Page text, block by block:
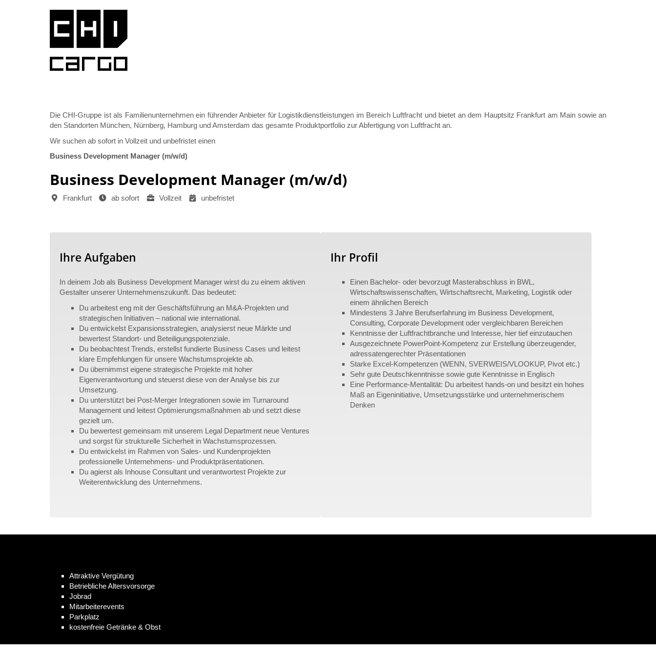
Business Development Manager (m/w/d)
Frankfurt ab sofort Vollzeit unbefristet
Die CHI-Gruppe ist als Familienunternehmen ein führender Anbieter für Logistikdienstleistungen im Bereich Luftfracht und bietet an dem Hauptsitz Frankfurt am Main sowie an
den Standorten München, Nürnberg, Hamburg und Amsterdam das gesamte Produktportfolio zur Abfertigung von Luftfracht an.
Wir suchen ab sofort in Vollzeit und unbefristet einen
Business Development Manager (m/w/d)
Ihre Aufgaben
In deinem Job als Business Development Manager wirst du zu einem aktiven
Gestalter unserer Unternehmenszukunft. Das bedeutet:
Du arbeitest eng mit der Geschäftsführung an M&A-Projekten und
strategischen Initiativen – national wie international.
Du entwickelst Expansionsstrategien, analysierst neue Märkte und
bewertest Standort- und Beteiligungspotenziale.
Du beobachtest Trends, erstellst fundierte Business Cases und leitest
klare Empfehlungen für unsere Wachstumsprojekte ab.
Du übernimmst eigene strategische Projekte mit hoher
Eigenverantwortung und steuerst diese von der Analyse bis zur
Umsetzung.
Du unterstützt bei Post-Merger Integrationen sowie im Turnaround
Management und leitest Optimierungsmaßnahmen ab und setzt diese
gezielt um.
Du bewertest gemeinsam mit unserem Legal Department neue Ventures
und sorgst für strukturelle Sicherheit in Wachstumsprozessen.
Du entwickelst im Rahmen von Sales- und Kundenprojekten
professionelle Unternehmens- und Produktpräsentationen.
Du agierst als Inhouse Consultant und verantwortest Projekte zur
Weiterentwicklung des Unternehmens.
Ihr Profil
Einen Bachelor- oder bevorzugt Masterabschluss in BWL,
Wirtschaftswissenschaften, Wirtschaftsrecht, Marketing, Logistik oder
einem ähnlichen Bereich
Mindestens 3 Jahre Berufserfahrung im Business Development,
Consulting, Corporate Development oder vergleichbaren Bereichen
Kenntnisse der Luftfrachtbranche und Interesse, hier tief einzutauchen
Ausgezeichnete PowerPoint-Kompetenz zur Erstellung überzeugender,
adressatengerechter Präsentationen
Starke Excel-Kompetenzen (WENN, SVERWEIS/VLOOKUP, Pivot etc.)
Sehr gute Deutschkenntnisse sowie gute Kenntnisse in Englisch
Eine Performance-Mentalität: Du arbeitest hands-on und besitzt ein hohes
Maß an Eigeninitiative, Umsetzungsstärke und unternehmerischem
Denken
Attraktive Vergütung
Betriebliche Altersvorsorge
Jobrad
Mitarbeiterevents
Parkplatz
kostenfreie Getränke & Obst